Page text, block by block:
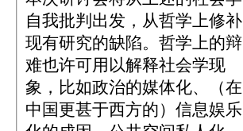
自我批判出发，从哲学上修补
现有研究的缺陷。哲学上的辩
难也许可用以解释社会学现
象，比如政治的媒体化、（在
中国更甚于西方的）信息娱乐